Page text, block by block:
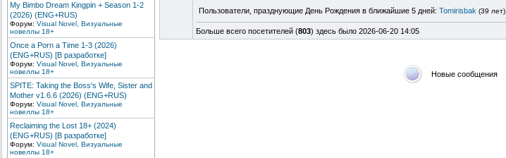
My Bimbo Dream Kingpin + Season 1-2
(2026) (ENG+RUS)
Форум: Visual Novel, Визуальные
новеллы 18+
Once a Porn a Time 1-3 (2026)
(ENG+RUS) [В разработке]
Форум: Visual Novel, Визуальные
новеллы 18+
SPITE: Taking the Boss's Wife, Sister and
Mother v1.6.6 (2026) (ENG+RUS)
Форум: Visual Novel, Визуальные
новеллы 18+
Reclaiming the Lost 18+ (2024)
(ENG+RUS) [В разработке]
Форум: Visual Novel, Визуальные
новеллы 18+
Пользователи, празднующие День Рождения в ближайшие 5 дней: Tomirisbak (39 лет)
Больше всего посетителей (803) здесь было 2026-06-20 14:05
Новые сообщения